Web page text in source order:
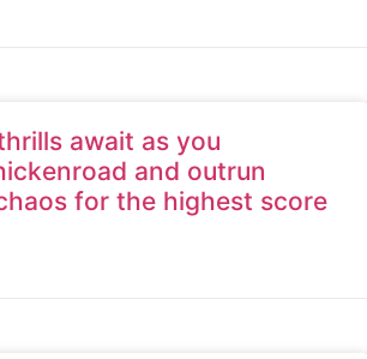
await as you
and outrun
for the highest score